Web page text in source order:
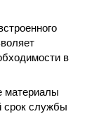
в
материалы
срок службы